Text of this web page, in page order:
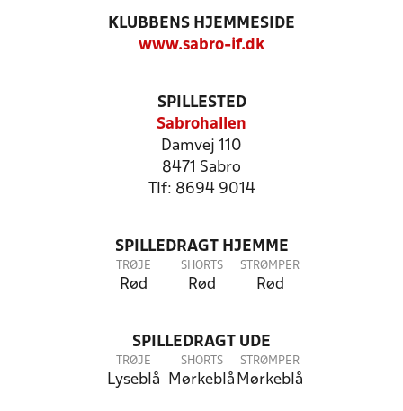
KLUBBENS HJEMMESIDE
www.sabro-if.dk
SPILLESTED
Sabrohallen
Damvej 110
8471 Sabro
Tlf: 8694 9014
SPILLEDRAGT HJEMME
TRØJE
Rød
SHORTS
Rød
STRØMPER
Rød
SPILLEDRAGT UDE
TRØJE
Lyseblå
SHORTS
Mørkeblå
STRØMPER
Mørkeblå